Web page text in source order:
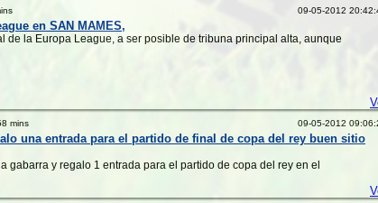
09-05-2012
en SAN MAMES,
de la Europa League, a ser posible de tribuna principal alta, aunque
mins 09-05-2012
una entrada para el partido de final de copa del rey buen sitio
gabarra y regalo 1 entrada para el partido de copa del rey en el